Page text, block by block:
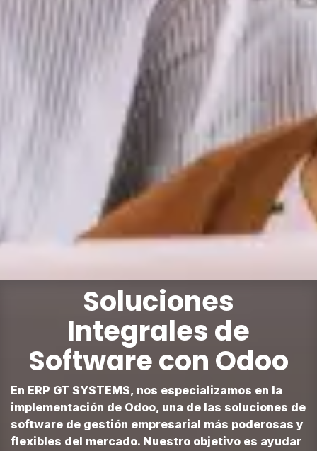
Soluciones
Integrales de
Software con Odoo
En ERP GT SYSTEMS, nos especializamos en la
implementación de Odoo, una de las soluciones de
software de gestión empresarial más poderosas y
flexibles del mercado. Nuestro objetivo es ayudar